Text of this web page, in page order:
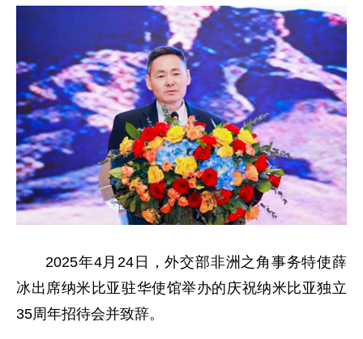
2025年4月24日，外交部非洲之角事务特使薛
冰出席纳米比亚驻华使馆举办的庆祝纳米比亚独立
35周年招待会并致辞。